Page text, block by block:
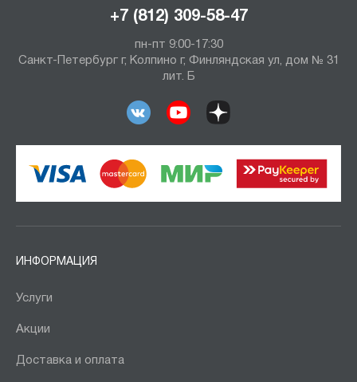
+7 (812) 309-58-47
пн-пт 9:00-17:30
Санкт-Петербург г, Колпино г, Финляндская ул, дом № 31
лит. Б
ИНФОРМАЦИЯ
Услуги
Акции
Доставка и оплата